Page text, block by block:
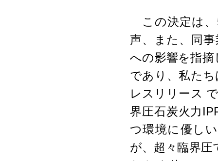
この決定は、
声、また、同
への影響を指
であり、私た
レスリリース
界圧石炭火力
つ環境に優し
が、超々臨界圧